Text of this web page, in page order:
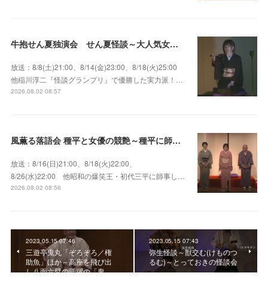
牛抱せん夏独演会 せん夏怪談～大人気女性怪談師とっておきの背筋も凍る…
放送：8/8(土)21:00、8/14(金)23:00、8/18(火)25:00
他稲川淳二『怪談グランプリ』で優勝した実力派！…
2026.08.02 08:57
風薫る落語会 種平と女優の競艶～種平に師事した女優たちが百花繚乱に咲き誇る大人気落語会
放送：8/16(日)21:00、8/18(火)22:00、
8/26(水)22:00 他昭和の爆笑王・初代三平に師事し…
2026.08.02 08:56
2023.05.15 07:46
三遊亭鬼丸「ぞろぞろ／権
助魚」ほか～高座を飛び出
し八面六臂の活躍の「鬼…
2023.05.15 07:43
弥生怪談～獣交む(けものつ
るむ)～とっておきの怪談会